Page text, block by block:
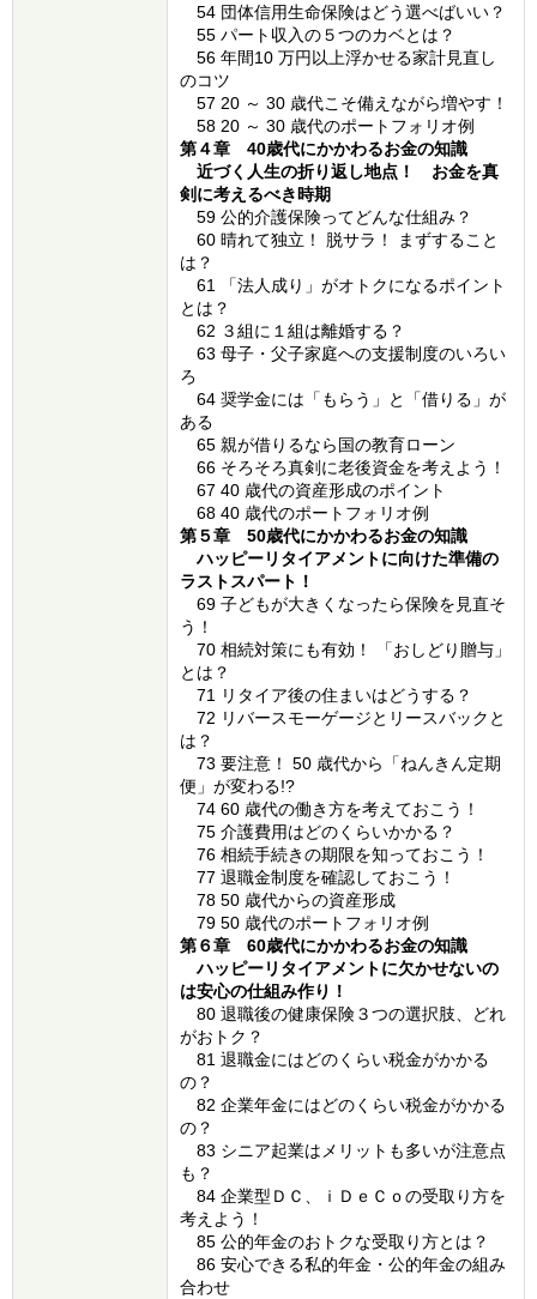
54 団体信用生命保険はどう選べばいい？
55 パート収入の５つのカベとは？
56 年間10 万円以上浮かせる家計見直し
のコツ
57 20 ～ 30 歳代こそ備えながら増やす！
58 20 ～ 30 歳代のポートフォリオ例
第４章 40歳代にかかわるお金の知識
近づく人生の折り返し地点！ お金を真
剣に考えるべき時期
59 公的介護保険ってどんな仕組み？
60 晴れて独立！ 脱サラ！ まずすること
は？
61 「法人成り」がオトクになるポイント
とは？
62 ３組に１組は離婚する？
63 母子・父子家庭への支援制度のいろい
ろ
64 奨学金には「もらう」と「借りる」が
ある
65 親が借りるなら国の教育ローン
66 そろそろ真剣に老後資金を考えよう！
67 40 歳代の資産形成のポイント
68 40 歳代のポートフォリオ例
第５章 50歳代にかかわるお金の知識
ハッピーリタイアメントに向けた準備の
ラストスパート！
69 子どもが大きくなったら保険を見直そ
う！
70 相続対策にも有効！ 「おしどり贈与」
とは？
71 リタイア後の住まいはどうする？
72 リバースモーゲージとリースバックと
は？
73 要注意！ 50 歳代から「ねんきん定期
便」が変わる!?
74 60 歳代の働き方を考えておこう！
75 介護費用はどのくらいかかる？
76 相続手続きの期限を知っておこう！
77 退職金制度を確認しておこう！
78 50 歳代からの資産形成
79 50 歳代のポートフォリオ例
第６章 60歳代にかかわるお金の知識
ハッピーリタイアメントに欠かせないの
は安心の仕組み作り！
80 退職後の健康保険３つの選択肢、どれ
がおトク？
81 退職金にはどのくらい税金がかかる
の？
82 企業年金にはどのくらい税金がかかる
の？
83 シニア起業はメリットも多いが注意点
も？
84 企業型ＤＣ、ｉＤｅＣｏの受取り方を
考えよう！
85 公的年金のおトクな受取り方とは？
86 安心できる私的年金・公的年金の組み
合わせ